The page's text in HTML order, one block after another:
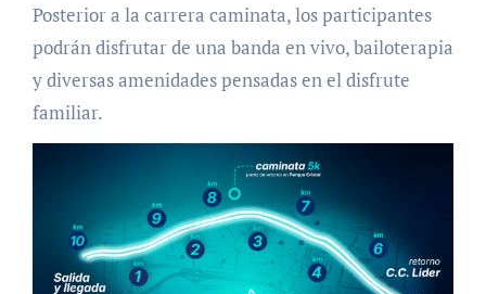
Posterior a la carrera caminata, los participantes
podrán disfrutar de una banda en vivo, bailoterapia
y diversas amenidades pensadas en el disfrute
familiar.